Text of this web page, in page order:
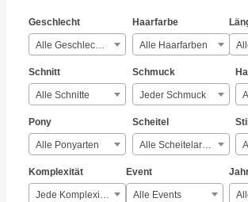
Geschlecht
Alle Geschlechter
Haarfarbe
Alle Haarfarben
Schnitt
Alle Schnitte
Schmuck
Jeder Schmuck
Pony
Alle Ponyarten
Scheitel
Alle Scheitelarten
Stil
Komplexität
Jede Komplexität
Event
Alle Events